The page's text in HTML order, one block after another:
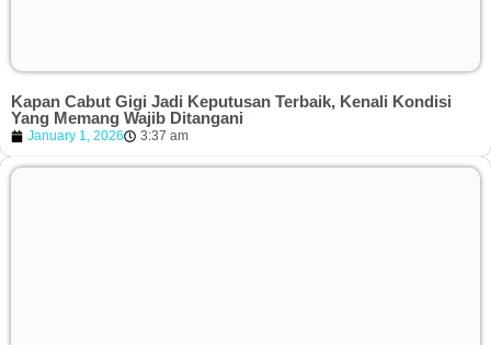
Kapan Cabut Gigi Jadi Keputusan Terbaik, Kenali Kondisi
Yang Memang Wajib Ditangani
January 1, 2026 3:37 am